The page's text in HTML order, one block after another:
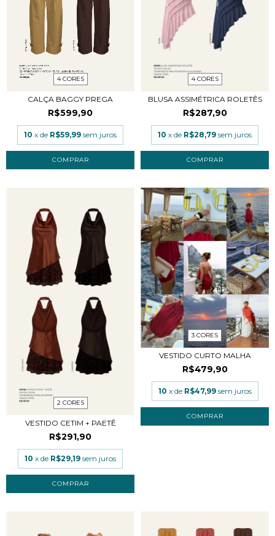
4 CORES
CALÇA BAGGY PREGA
R$599,90
10 x de R$59,99 sem juros
COMPRAR
4 CORES
BLUSA ASSIMÉTRICA ROLETÊS
R$287,90
10 x de R$28,79 sem juros
COMPRAR
2 CORES
VESTIDO CETIM + PAETÊ
R$291,90
10 x de R$29,19 sem juros
COMPRAR
3 CORES
VESTIDO CURTO MALHA
R$479,90
10 x de R$47,99 sem juros
COMPRAR